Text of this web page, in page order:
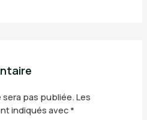
sera pas publiée. Les
indiqués avec *